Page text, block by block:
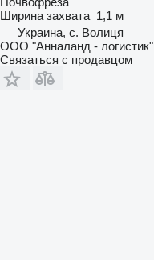
Ширина захвата 1,1 м
Украина, с. Волиця
ООО "Анналанд - логистик"
Связаться с продавцом